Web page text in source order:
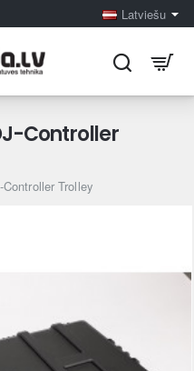
Latviešu
Controller
Trolley